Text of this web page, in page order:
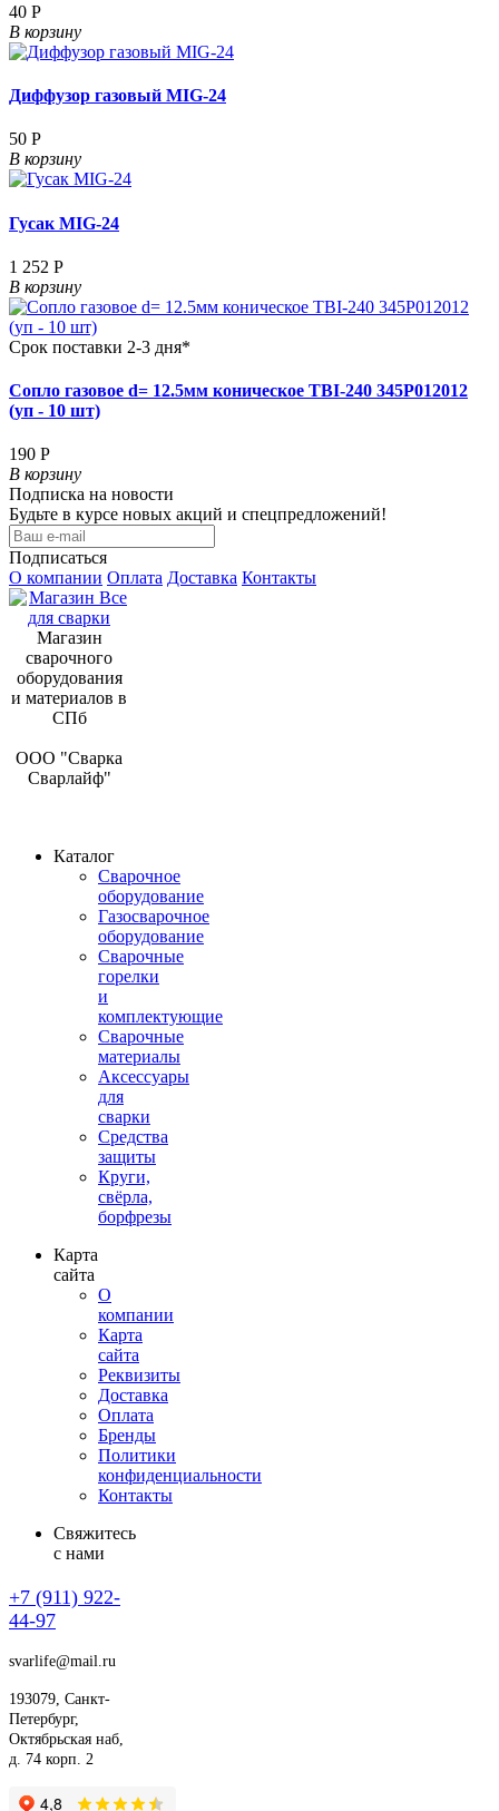
40 Р
В корзину
Диффузор газовый MIG-24
50 Р
В корзину
Гусак MIG-24
1 252 Р
В корзину
Срок поставки 2-3 дня*
Сопло газовое d= 12.5мм коническое TBI-240 345P012012
(уп - 10 шт)
190 Р
В корзину
Подписка на новости
Будьте в курсе новых акций и спецпредложений!
Подписаться
О компании Оплата Доставка Контакты
Магазин
сварочного
оборудования
и материалов в
СПб
ООО "Сварка
Сварлайф"
Каталог
Сварочное
оборудование
Газосварочное
оборудование
Сварочные
горелки
и
комплектующие
Сварочные
материалы
Аксессуары
для
сварки
Средства
защиты
Круги,
свёрла,
борфрезы
Карта
сайта
О
компании
Карта
сайта
Реквизиты
Доставка
Оплата
Бренды
Политики
конфиденциальности
Контакты
Свяжитесь
с нами
+7 (911) 922-
44-97
svarlife@mail.ru
193079, Санкт-
Петербург,
Октябрьская наб,
д. 74 корп. 2